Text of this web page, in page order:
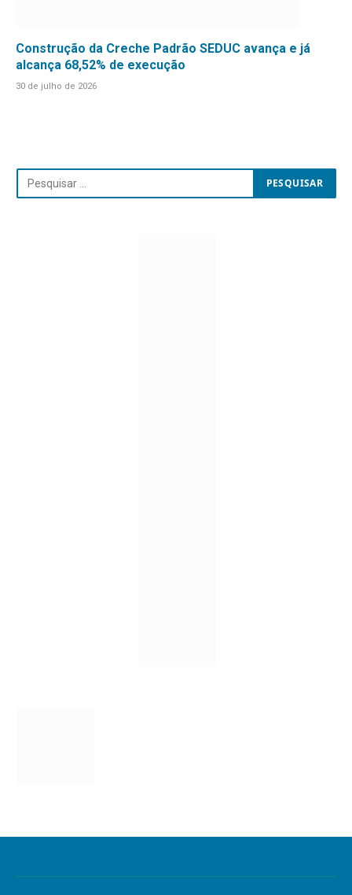
Construção da Creche Padrão SEDUC avança e já
alcança 68,52% de execução
30 de julho de 2026